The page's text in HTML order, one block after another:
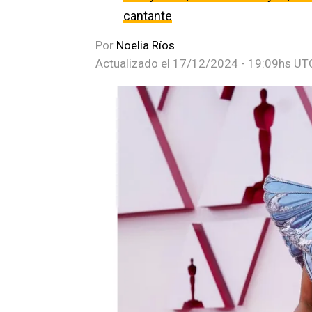
cantante
Por Noelia Ríos
Actualizado el 17/12/2024 - 19:09hs